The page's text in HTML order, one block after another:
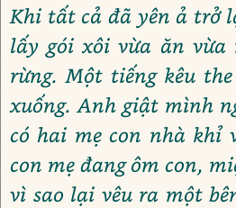
Khi tất cả đã yên ả trở
lấy gói xôi vừa ăn vừa
rừng. Một tiếng kêu
xuống. Anh giật mình
có hai mẹ con nhà khỉ
con mẹ đang ôm con,
vì sao lại vêu ra một